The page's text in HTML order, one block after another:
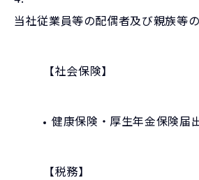
当社従業員等の配偶者及び親族等
【社会保険】
健康保険・厚生年金保険届
【税務】